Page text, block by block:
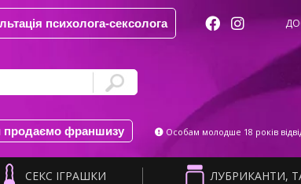
психолога-сексолога
продаємо франшизу Особам молодше 18 років
СЕКС ІГРАШКИ ЛУБРИКАНТИ,